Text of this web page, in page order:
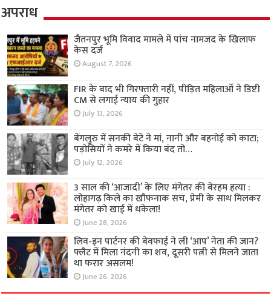
अपराध
जैतनपुर भूमि विवाद मामले में पांच नामजद के खिलाफ
केस दर्ज
August 7, 2026
FIR के बाद भी गिरफ्तारी नहीं, पीड़ित महिलाओं ने डिप्टी
CM से लगाई न्याय की गुहार
July 13, 2026
बेंगलुरु में सनकी बेटे ने मां, नानी और बहनोई को काटा;
पड़ोसियों ने कमरे में किया बंद तो…
July 12, 2026
3 साल की ‘आजादी’ के लिए मंगेतर की बेरहम हत्या :
लोहागढ़ किले का खौफनाक सच, प्रेमी के साथ मिलकर
मंगेतर को खाई में धकेला!
June 28, 2026
लिव-इन पार्टनर की बेवफाई ने ली ‘आप’ नेता की जान?
फ्लैट में मिला नंदनी का शव, दूसरी पत्नी से मिलने जाता
था फरार असलम!
June 26, 2026